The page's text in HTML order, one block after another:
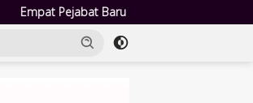
Dilantik, Siap Tingkatkan Kualitas